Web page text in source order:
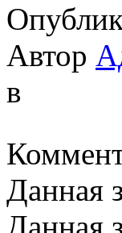
Автор
в
Данная
Данная